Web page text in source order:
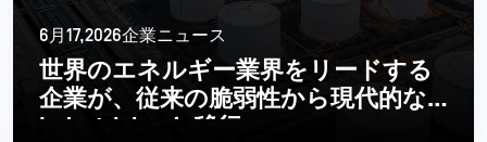
6月17,2026企業ニュース
世界のエネルギー業界をリードする
企業が、従来の脆弱性から現代的な
Industrial へと移行